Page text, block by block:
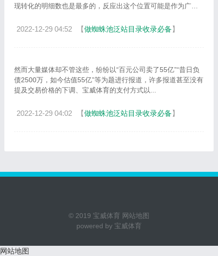
现转化的明细数也是最多的，反应出这个位置可能是作为广告
2022-12-29 04:52 【做蜘蛛池泛站目录收录必备】
然而大量媒体却不管这些，纷纷以“百元公司卖了55亿”“昔日负
债2500万，如今估值55亿”等为题进行报道，许多报道甚至没有
提及交易价格的下调、宝威体育的支付方式以...
2022-12-29 04:02 【做蜘蛛池泛站目录收录必备】
© 2019 宝威体育 网站地图
powered by 宝威体育
网站地图